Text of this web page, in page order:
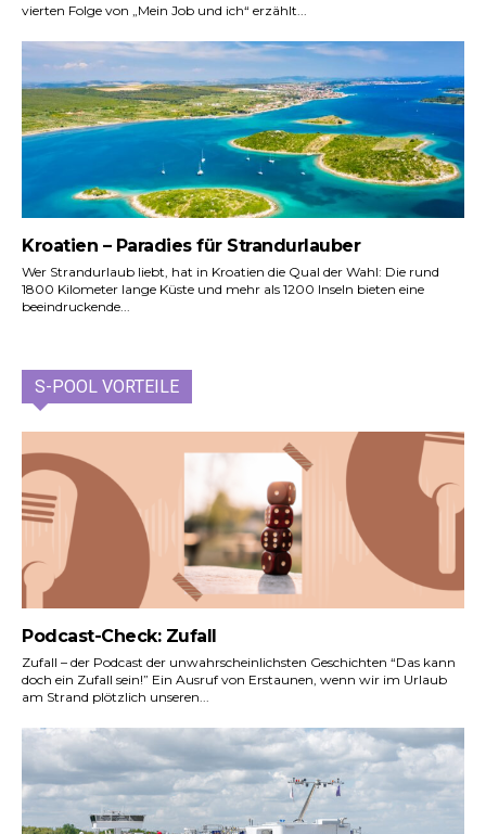
vierten Folge von „Mein Job und ich“ erzählt...
Kroatien – Paradies für Strandurlauber
Wer Strandurlaub liebt, hat in Kroatien die Qual der Wahl: Die rund
1800 Kilometer lange Küste und mehr als 1200 Inseln bieten eine
beeindruckende...
S-POOL VORTEILE
Podcast-Check: Zufall
Zufall – der Podcast der unwahrscheinlichsten Geschichten “Das kann
doch ein Zufall sein!” Ein Ausruf von Erstaunen, wenn wir im Urlaub
am Strand plötzlich unseren...